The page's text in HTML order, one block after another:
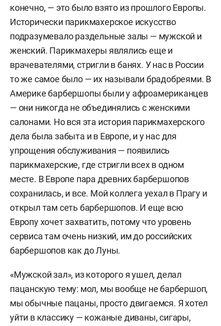
конечно, — это было взято из прошлого Европы.
Исторически парикмахерское искусство
подразумевало раздельные залы — мужской и
женский. Парикмахеры являлись еще и
врачевателями, стригли в банях. У нас в России
то же самое было — их называли брадобреями. В
Америке барбершопы были у афроамериканцев
— они никогда не объединялись с женскими
салонами. Но вся эта история парикмахерского
дела была забыта и в Европе, и у нас для
упрощения обслуживания — появились
парикмахерские, где стригли всех в одном
месте. В Европе пара древних барбершопов
сохранилась, и все. Мой коллега уехал в Прагу и
открыл там сеть барбершопов. И еще всю
Европу хочет захватить, потому что уровень
сервиса там очень низкий, им до российских
барбершопов как до Луны.
«Мужской зал», из которого я ушел, делал
пацанскую тему: мол, мы вообще не барбершоп,
мы обычные пацаны, просто двигаемся. Я хотел
уйти в классику — кожаные диваны, сигары,